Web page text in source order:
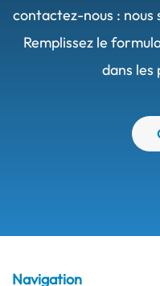
contactez-nous : nous
Remplissez le
dans les
Navigation